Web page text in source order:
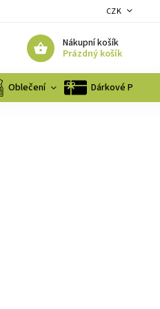
CZK
Nákupní košík
Prázdný košík
Oblečení Dárkové